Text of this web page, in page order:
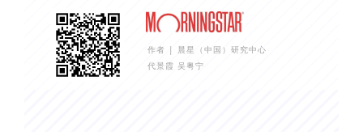
作者 | 晨星（中国）研究中心
代景霞 吴粤宁